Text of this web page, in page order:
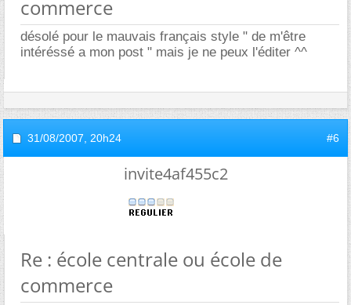
commerce
désolé pour le mauvais français style " de m'être
intéréssé a mon post " mais je ne peux l'éditer ^^
31/08/2007, 20h24 #6
invite4af455c2
Re : école centrale ou école de
commerce